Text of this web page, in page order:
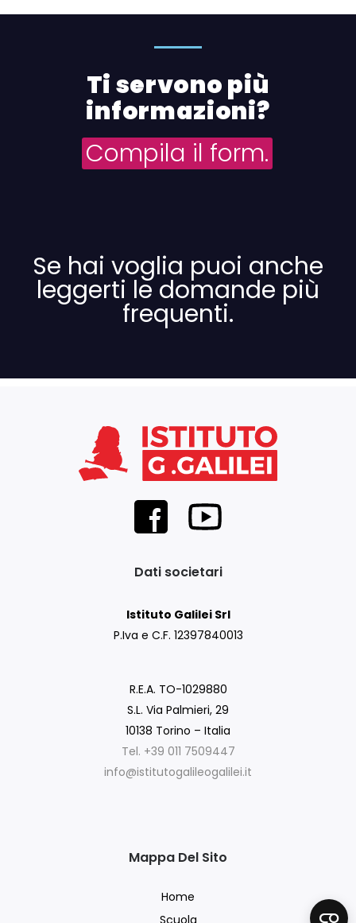
Ti servono più
informazioni?
Compila il form.
Se hai voglia puoi anche
leggerti le domande più
frequenti.
Dati societari
Istituto Galilei Srl
P.Iva e C.F. 12397840013
R.E.A. TO-1029880
S.L. Via Palmieri, 29
10138 Torino – Italia
Tel. +39 011 7509447
info@istitutogalileogalilei.it
Mappa Del Sito
Home